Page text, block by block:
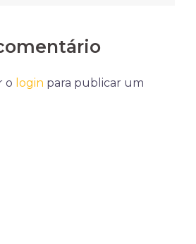
o login para publicar um